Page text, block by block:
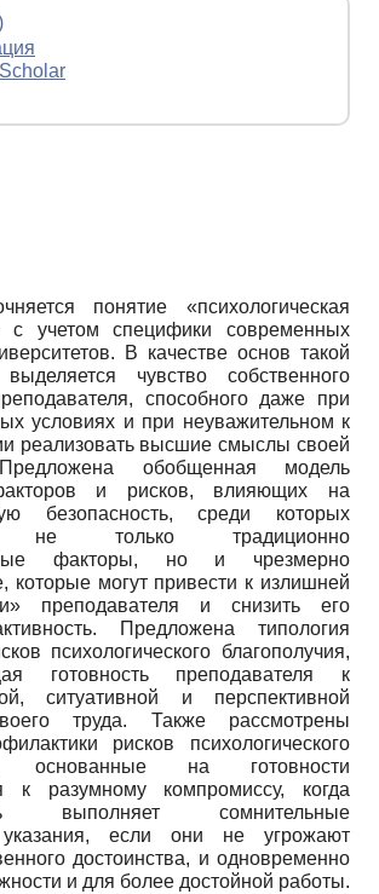
понятие «психологическая
с учетом специфики современных
В качестве основ такой
выделяется чувство собственного
способного даже при
условиях и при неуважительном к
реализовать высшие смыслы своей
обобщенная модель
и рисков, влияющих на
безопасность, среди которых
не только традиционно
факторы, но и чрезмерно
которые могут привести к излишней
преподавателя и снизить его
Предложена типология
психологического благополучия,
готовность преподавателя к
ситуативной и перспективной
труда. Также рассмотрены
рисков психологического
основанные на готовности
к разумному компромиссу, когда
выполняет сомнительные
указания, если они не угрожают
достоинства, и одновременно
и для более достойной работы.